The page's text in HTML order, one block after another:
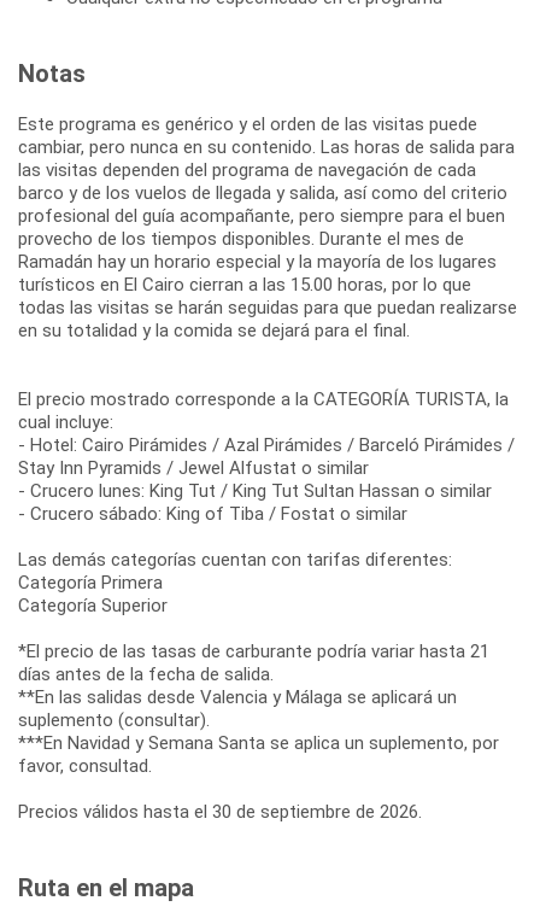
Notas
Este programa es genérico y el orden de las visitas puede
cambiar, pero nunca en su contenido. Las horas de salida para
las visitas dependen del programa de navegación de cada
barco y de los vuelos de llegada y salida, así como del criterio
profesional del guía acompañante, pero siempre para el buen
provecho de los tiempos disponibles. Durante el mes de
Ramadán hay un horario especial y la mayoría de los lugares
turísticos en El Cairo cierran a las 15.00 horas, por lo que
todas las visitas se harán seguidas para que puedan realizarse
en su totalidad y la comida se dejará para el final.
El precio mostrado corresponde a la CATEGORÍA TURISTA, la
cual incluye:
- Hotel: Cairo Pirámides / Azal Pirámides / Barceló Pirámides /
Stay Inn Pyramids / Jewel Alfustat o similar
- Crucero lunes: King Tut / King Tut Sultan Hassan o similar
- Crucero sábado: King of Tiba / Fostat o similar
Las demás categorías cuentan con tarifas diferentes:
Categoría Primera
Categoría Superior
*El precio de las tasas de carburante podría variar hasta 21
días antes de la fecha de salida.
**En las salidas desde Valencia y Málaga se aplicará un
suplemento (consultar).
***En Navidad y Semana Santa se aplica un suplemento, por
favor, consultad.
Precios válidos hasta el 30 de septiembre de 2026.
Ruta en el mapa